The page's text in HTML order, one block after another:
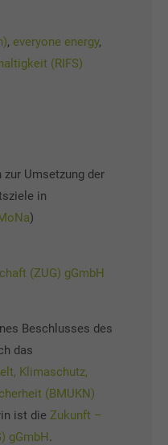
, everyone energy,
(RIFS)
Umsetzung der
in
)
(ZUG) gGmbH
Beschlusses des
das
Klimaschutz,
(BMUKN)
ist die Zukunft –
gGmbH.